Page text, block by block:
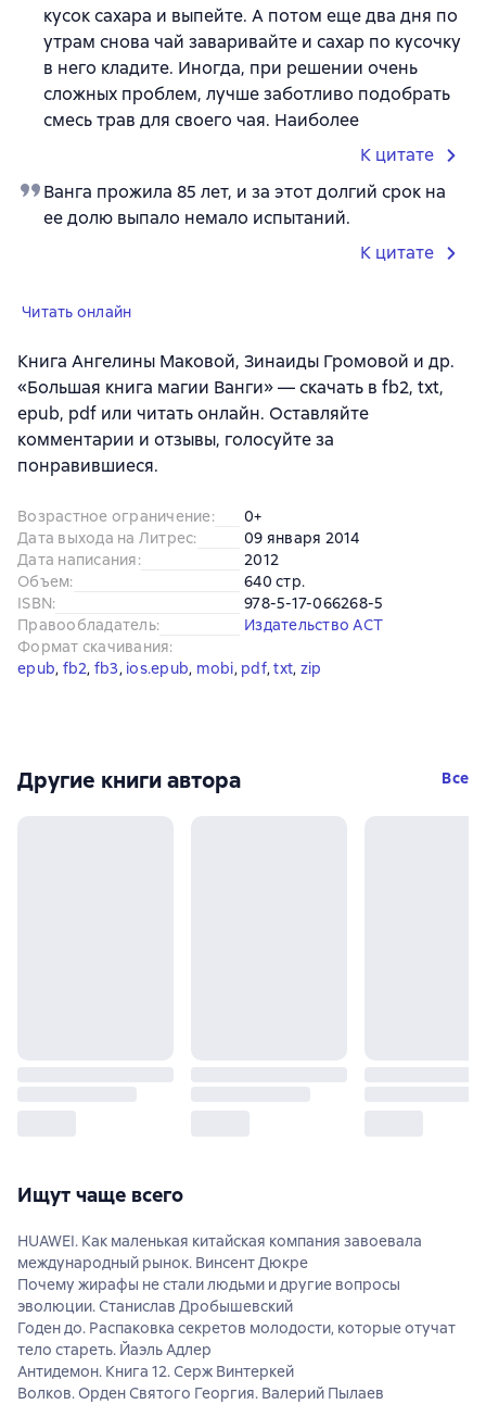
кусок сахара и выпейте. А потом еще два дня по
утрам снова чай заваривайте и сахар по кусочку
в него кладите. Иногда, при решении очень
сложных проблем, лучше заботливо подобрать
смесь трав для своего чая. Наиболее
К цитате
Ванга прожила 85 лет, и за этот долгий срок на
ее долю выпало немало испытаний.
К цитате
Читать онлайн
Книга Ангелины Маковой, Зинаиды Громовой и др.
«Большая книга магии Ванги» — скачать в fb2, txt,
epub, pdf или читать онлайн. Оставляйте
комментарии и отзывы, голосуйте за
понравившиеся.
Возрастное ограничение:
0+
Дата выхода на Литрес:
09 января 2014
Дата написания:
2012
Объем:
640 стр.
ISBN:
978-5-17-066268-5
Правообладатель:
Издательство АСТ
Формат скачивания:
epub, fb2, fb3, ios.epub, mobi, pdf, txt, zip
Другие книги автора Все
Ищут чаще всего
HUAWEI. Как маленькая китайская компания завоевала
международный рынок. Винсент Дюкре
Почему жирафы не стали людьми и другие вопросы
эволюции. Станислав Дробышевский
Годен до. Распаковка секретов молодости, которые отучат
тело стареть. Йаэль Адлер
Антидемон. Книга 12. Серж Винтеркей
Волков. Орден Святого Георгия. Валерий Пылаев